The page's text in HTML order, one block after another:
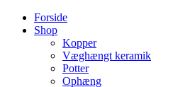
Forside
Shop
Kopper
Væghængt keramik
Potter
Ophæng